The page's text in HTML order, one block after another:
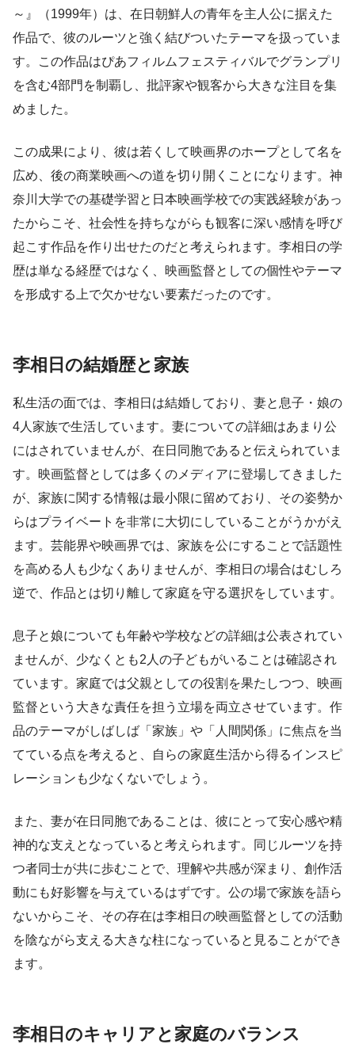
～』（1999年）は、在日朝鮮人の青年を主人公に据えた
作品で、彼のルーツと強く結びついたテーマを扱っていま
す。この作品はぴあフィルムフェスティバルでグランプリ
を含む4部門を制覇し、批評家や観客から大きな注目を集
めました。
この成果により、彼は若くして映画界のホープとして名を
広め、後の商業映画への道を切り開くことになります。神
奈川大学での基礎学習と日本映画学校での実践経験があっ
たからこそ、社会性を持ちながらも観客に深い感情を呼び
起こす作品を作り出せたのだと考えられます。李相日の学
歴は単なる経歴ではなく、映画監督としての個性やテーマ
を形成する上で欠かせない要素だったのです。
李相日の結婚歴と家族
私生活の面では、李相日は結婚しており、妻と息子・娘の
4人家族で生活しています。妻についての詳細はあまり公
にはされていませんが、在日同胞であると伝えられていま
す。映画監督としては多くのメディアに登場してきました
が、家族に関する情報は最小限に留めており、その姿勢か
らはプライベートを非常に大切にしていることがうかがえ
ます。芸能界や映画界では、家族を公にすることで話題性
を高める人も少なくありませんが、李相日の場合はむしろ
逆で、作品とは切り離して家庭を守る選択をしています。
息子と娘についても年齢や学校などの詳細は公表されてい
ませんが、少なくとも2人の子どもがいることは確認され
ています。家庭では父親としての役割を果たしつつ、映画
監督という大きな責任を担う立場を両立させています。作
品のテーマがしばしば「家族」や「人間関係」に焦点を当
てている点を考えると、自らの家庭生活から得るインスピ
レーションも少なくないでしょう。
また、妻が在日同胞であることは、彼にとって安心感や精
神的な支えとなっていると考えられます。同じルーツを持
つ者同士が共に歩むことで、理解や共感が深まり、創作活
動にも好影響を与えているはずです。公の場で家族を語ら
ないからこそ、その存在は李相日の映画監督としての活動
を陰ながら支える大きな柱になっていると見ることができ
ます。
李相日のキャリアと家庭のバランス